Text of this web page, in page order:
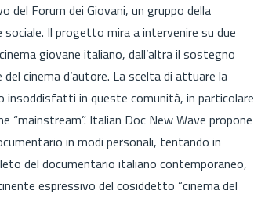
del Forum dei Giovani, un gruppo della
Il progetto mira a intervenire su due
giovane italiano, dall’altra il sostegno
cinema d’autore. La scelta di attuare la
insoddisfatti in queste comunità, in particolare
“mainstream”. Italian Doc New Wave propone
in modi personali, tentando in
del documentario italiano contemporaneo,
espressivo del cosiddetto “cinema del